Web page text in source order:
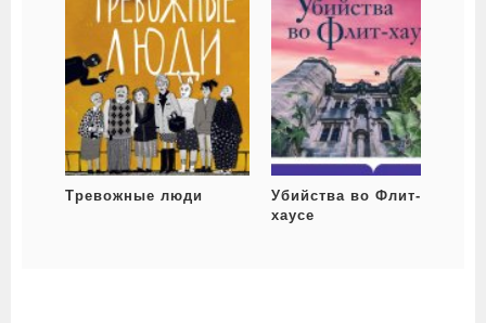
Тревожные люди
Убийства во Флит-
хаусе